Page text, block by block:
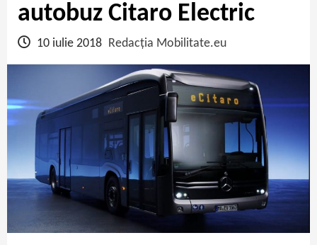
autobuz Citaro Electric
10 iulie 2018 Redacția Mobilitate.eu